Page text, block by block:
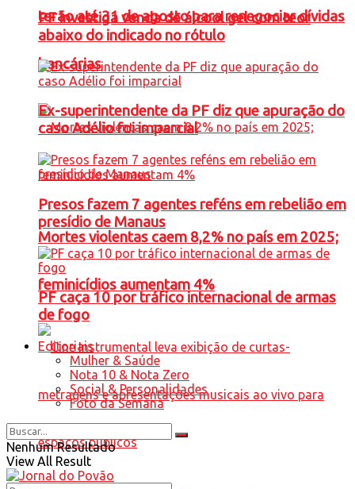
terão até 31 de agosto para renegociar dívidas
bancárias
Mortes violentas caem 8,2% no país em 2025;
feminicídios aumentam 4%
PF investiga venda de álcool gel com teor
abaixo do indicado no rótulo
Ex-superintendente da PF diz que apuração do
caso Adélio foi imparcial
Presos fazem 7 agentes reféns em rebelião em
presídio de Manaus
PF caça 10 por tráfico internacional de armas
de fogo
Editoriais
Mulher & Saúde
Nota 10 & Nota Zero
Social & Personalidades
Foto da Semana
Nenhum Resultado
View All Result